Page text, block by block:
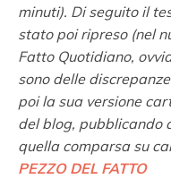
minuti). Di seguito il
stato poi ripreso (nel
Fatto Quotidiano,
sono delle
poi la sua versione
del blog, pubblicando
quella comparsa su
PEZZO DEL FATTO